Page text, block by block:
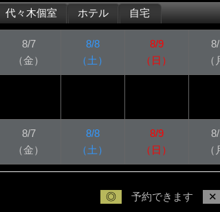
代々木個室 ホテル 自宅
8/7
（金）
8/8
（土）
8/9
（日）
（
8/7
（金）
8/8
（土）
8/9
（日）
（
◎ 予約できます ✕